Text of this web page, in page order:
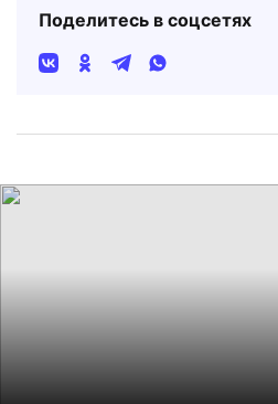
Поделитесь в соцсетях